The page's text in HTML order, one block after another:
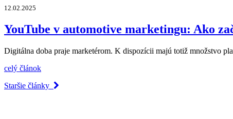
12.02.2025
YouTube v automotive marketingu: Ako
Digitálna doba praje marketérom. K dispozícii majú totiž množstvo
celý článok
Staršie články